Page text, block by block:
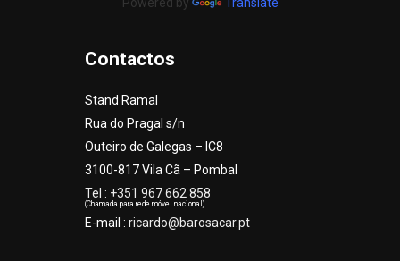
Powered by Translate
Contactos
Stand Ramal
Rua do Pragal s/n
Outeiro de Galegas – IC8
3100-817 Vila Cã – Pombal
Tel : +351 967 662 858
(Chamada para rede móvel nacional)
E-mail : ricardo@barosacar.pt